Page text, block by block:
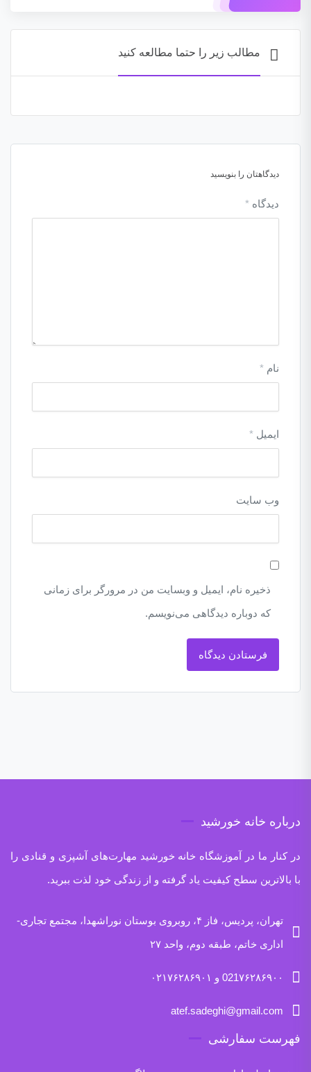
مطالب زیر را حتما مطالعه کنید
دیدگاهتان را بنویسید
دیدگاه *
نام *
ایمیل *
وب‌ سایت
ذخیره نام، ایمیل و وبسایت من در مرورگر برای زمانی
که دوباره دیدگاهی می‌نویسم.
درباره خانه خورشید
در کنار ما در آموزشگاه خانه خورشید مهارت‌های آشپزی و قنادی را
با بالاترین سطح کیفیت یاد گرفته و از زندگی خود لذت ببرید.
تهران، پردیس، فاز ۴، روبروی بوستان نوراشهدا، مجتمع تجاری-
اداری خاتم، طبقه دوم، واحد ۲۷
021۷۶۲۸۶۹۰۰ و ۰۲۱۷۶۲۸۶۹۰۱
atef.sadeghi@gmail.com
فهرست سفارشی